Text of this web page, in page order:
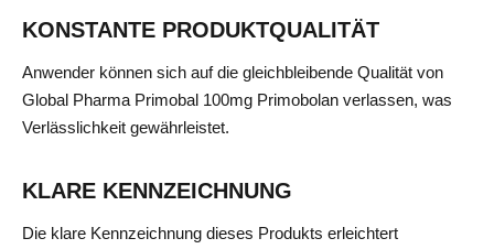
KONSTANTE PRODUKTQUALITÄT
Anwender können sich auf die gleichbleibende Qualität von
Global Pharma Primobal 100mg Primobolan verlassen, was
Verlässlichkeit gewährleistet.
KLARE KENNZEICHNUNG
Die klare Kennzeichnung dieses Produkts erleichtert